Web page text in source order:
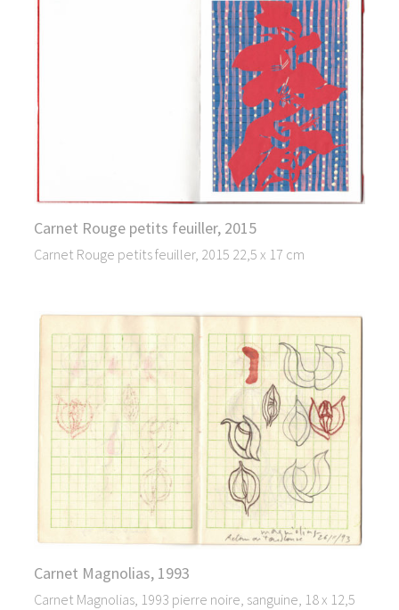
Carnet Rouge petits feuiller, 2015
Carnet Rouge petits feuiller, 2015 22,5 x 17 cm
Carnet Magnolias, 1993
Carnet Magnolias, 1993 pierre noire, sanguine, 18 x 12,5